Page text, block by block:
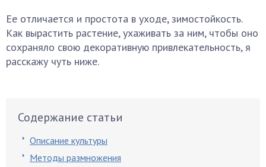
Ее отличается и простота в уходе, зимостойкость.
Как вырастить растение, ухаживать за ним, чтобы оно
сохраняло свою декоративную привлекательность, я
расскажу чуть ниже.
Содержание статьи
Описание культуры
Методы размножения